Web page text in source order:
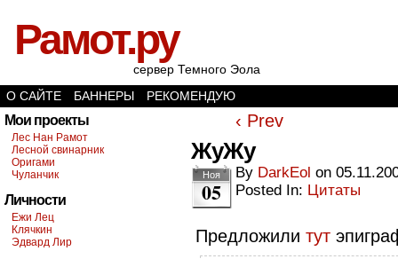
Рамот.ру
сервер Темного Эола
О САЙТЕ
БАННЕРЫ РЕКОМЕНДУЮ
Мои проекты
Лес Нан Рамот
Лесной свинарник
Оригами
Чуланчик
Личности
Ежи Лец
Клячкин
Эдвард Лир
‹ Prev
ЖуЖу
Ноя
05
By DarkEol on
Posted In: Цитаты
Предложили тут